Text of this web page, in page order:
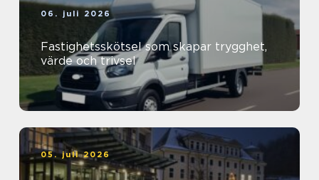
06. juli 2026
Fastighetsskötsel som skapar trygghet,
värde och trivsel
05. juli 2026